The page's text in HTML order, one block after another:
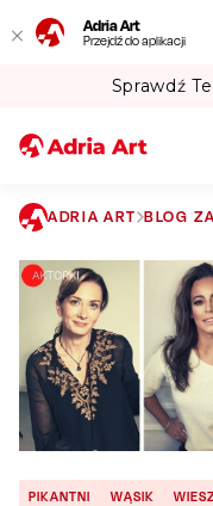
Adria Art
Przejdź do aplikacji
Sprawdź
ADRIA ART BLOG
PIKANTNI WĄSIK